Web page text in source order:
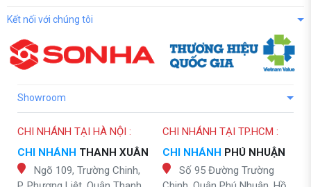
Kết nối với chúng tôi
Showroom
CHI NHÁNH TẠI HÀ NỘI :
CHI NHÁNH THANH XUÂN
Ngõ 109, Trường Chinh,
CHI NHÁNH TẠI TP.HCM :
CHI NHÁNH PHÚ NHUẬN
Số 95 Đường Trường